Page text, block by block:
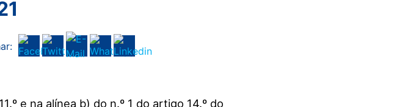
e na alínea b) do n.º 1 do artigo 14.º do